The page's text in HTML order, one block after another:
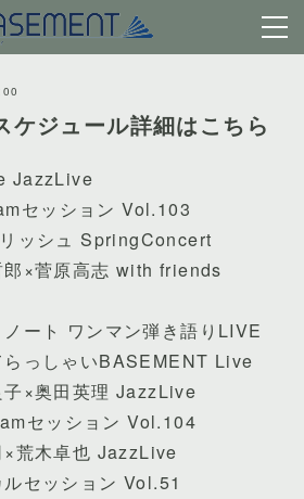
ケジュール詳細はこちら
JazzLive
セッション Vol.103
ッシュ SpringConcert
×菅原高志 with friends
ート ワンマン弾き語りLIVE
っしゃいBASEMENT Live
×奥田英理 JazzLive
セッション Vol.104
荒木卓也 JazzLive
セッション Vol.51